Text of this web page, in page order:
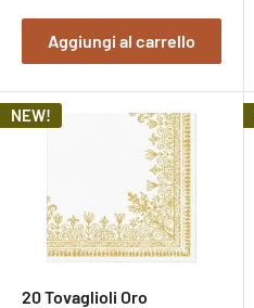
venditaAggiungi al carrello
NEW!
20 Tovaglioli Oro